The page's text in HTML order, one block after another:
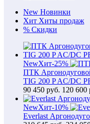
New Новинки
Хит Хиты продаж
% Скидки
NewХит-25%
ПТК
TIG 200 P AC/DC
90 450 руб. 120 600
NewХит-10%
Everlast